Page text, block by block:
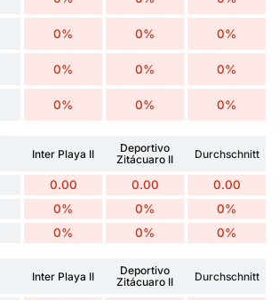
0% 0% 0%
0% 0% 0%
0% 0% 0%
Inter Playa II
Deportivo
Zitácuaro II
Durchschnitt
0.00 0.00 0.00
0% 0% 0%
0% 0% 0%
Inter Playa II
Deportivo
Zitácuaro II
Durchschnitt